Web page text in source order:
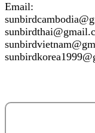
Email: